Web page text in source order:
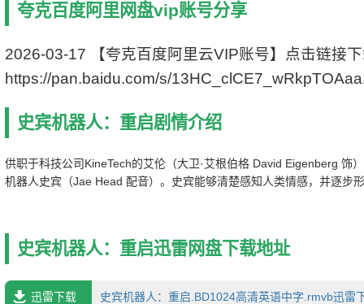
夸克百度阿里网盘vip账号分享
2026-03-17 【夸克百度阿里云VIP账号】点击链接
https://pan.baidu.com/s/
史宾机器人：重启剧情介绍
供职于科技公司KineTech的艾伦（大卫·艾根伯格 David Eigenberg 饰
机器人史宾（Jae Head 配音）。史宾能够清楚感知人类情感，并逐步
宾逃亡。危难之际，他命令史宾独自逃走。不幸中弹的史宾意外结识了
年汉瑞（鲍比·科尔曼 Bobby Coleman 饰）。 两个调皮搞怪的小家伙
史宾机器人：重启迅雷网盘下载地址
迅雷下载 史宾机器人：重启.BD1024高清英语中字.rmvb迅雷